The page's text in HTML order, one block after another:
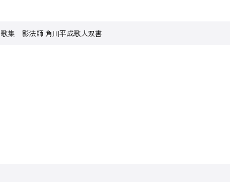
歌集 影法師 角川平成歌人双書